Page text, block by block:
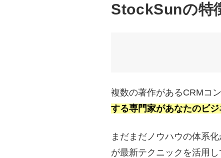
StockSunの特
複数の著作があるCRMコ
する専門家があなたのビ
まだまだノウハウの体系
が最新テクニックを活用し